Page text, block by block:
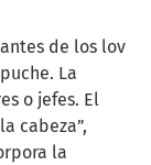
de los lov
La
o jefes. El
cabeza”,
la